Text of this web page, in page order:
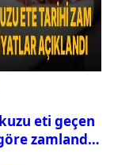
eti geçen
zamlandı: